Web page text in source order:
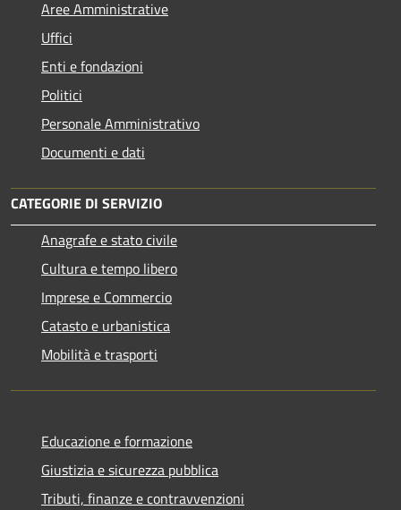
Aree Amministrative
Uffici
Enti e fondazioni
Politici
Personale Amministrativo
Documenti e dati
CATEGORIE DI SERVIZIO
Anagrafe e stato civile
Cultura e tempo libero
Imprese e Commercio
Catasto e urbanistica
Mobilità e trasporti
Educazione e formazione
Giustizia e sicurezza pubblica
Tributi, finanze e contravvenzioni